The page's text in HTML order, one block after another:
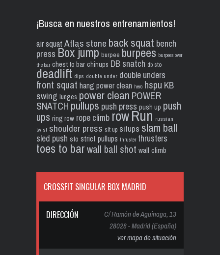
¡Busca en nuestros entrenamientos!
air squat Atlas stone back squat bench
press Box jump burpee burpees burpees over
the bar chest to bar chinups DB snatch db sto
deadlift dips double under double unders
front squat hang power clean hero hspu KB
swing lunges power clean POWER
SNATCH pullups push press push up push
ups ring row rope climb rowRun russian
twist shoulder press sit up situps slam ball
sled push sto strict pullups thruster thrusters
toes to barwall ball shot wall climb
CROSSFIT SINGULAR BOX MADRID
DIRECCIÓN
C/ Ramón de Aguinaga, 13
28028 - Madrid (España)
ver mapa de situación